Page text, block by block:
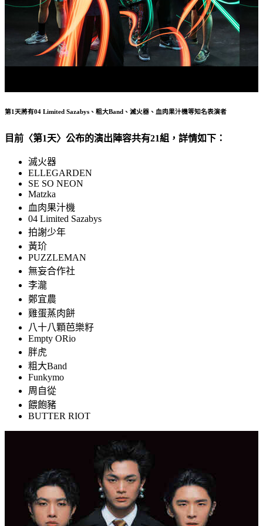
第1天將有04 Limited Sazabys、粗大Band、滅火器、血肉果汁機等知名表演者
目前〈第1天〉公布的演出陣容共有21組，詳情如下：
滅火器
ELLEGARDEN
SE SO NEON
Matzka
血肉果汁機
04 Limited Sazabys
拍謝少年
黃玠
PUZZLEMAN
無妄合作社
李瀧
鄭宜農
雞蛋蒸肉餅
八十八顆芭樂籽
Empty ORio
胖虎
粗大Band
Funkymo
周自從
餵飽豬
BUTTER RIOT